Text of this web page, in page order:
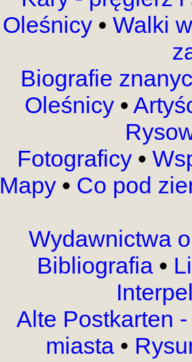
Oleśnicy • Walki
Biografie
Oleśnicy •
Fotograficy •
Mapy • Co pod
Wydawnictwa
Bibliografia •
Alte Postkarten
miasta•